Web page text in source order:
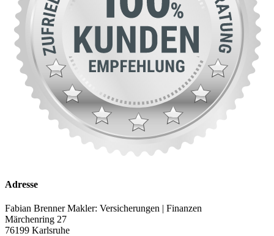
Adresse
Fabian Brenner Makler: Versicherungen | Finanzen
Märchenring 27
76199 Karlsruhe